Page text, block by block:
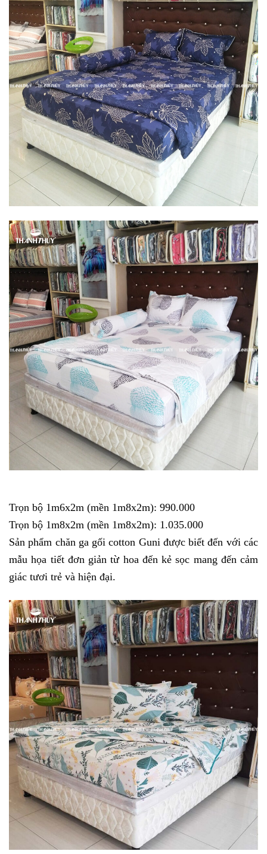
Trọn bộ 1m6x2m (mền 1m8x2m): 990.000
Trọn bộ 1m8x2m (mền 1m8x2m): 1.035.000
Sản phẩm chăn ga gối cotton Guni được biết đến với các
mẫu họa tiết đơn giản từ hoa đến kẻ sọc mang đến cảm
giác tươi trẻ và hiện đại.